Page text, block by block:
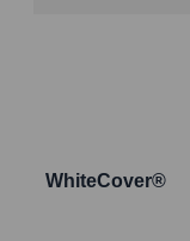
WhiteCover®